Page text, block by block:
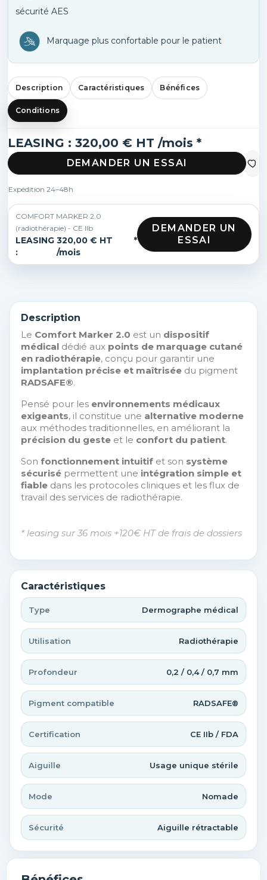
sécurité AES
Marquage plus confortable pour le patient
Description Caractéristiques Bénéfices
Conditions
LEASING : 320,00 € HT /mois *
DEMANDER UN ESSAI
Expédition 24–48h
COMFORT MARKER 2.0
(radiothérapie) - CE IIb
LEASING
:
320,00 € HT
/mois
*
DEMANDER UN
ESSAI
Description
Le Comfort Marker 2.0 est un dispositif
médical dédié aux points de marquage cutané
en radiothérapie, conçu pour garantir une
implantation précise et maîtrisée du pigment
RADSAFE®.
Pensé pour les environnements médicaux
exigeants, il constitue une alternative moderne
aux méthodes traditionnelles, en améliorant la
précision du geste et le confort du patient.
Son fonctionnement intuitif et son système
sécurisé permettent une intégration simple et
fiable dans les protocoles cliniques et les flux de
travail des services de radiothérapie.
* leasing sur 36 mois +120€ HT de frais de dossiers
Caractéristiques
Type Dermographe médical
Utilisation Radiothérapie
Profondeur 0,2 / 0,4 / 0,7 mm
Pigment compatible RADSAFE®
Certification CE IIb / FDA
Aiguille Usage unique stérile
Mode Nomade
Sécurité Aiguille rétractable